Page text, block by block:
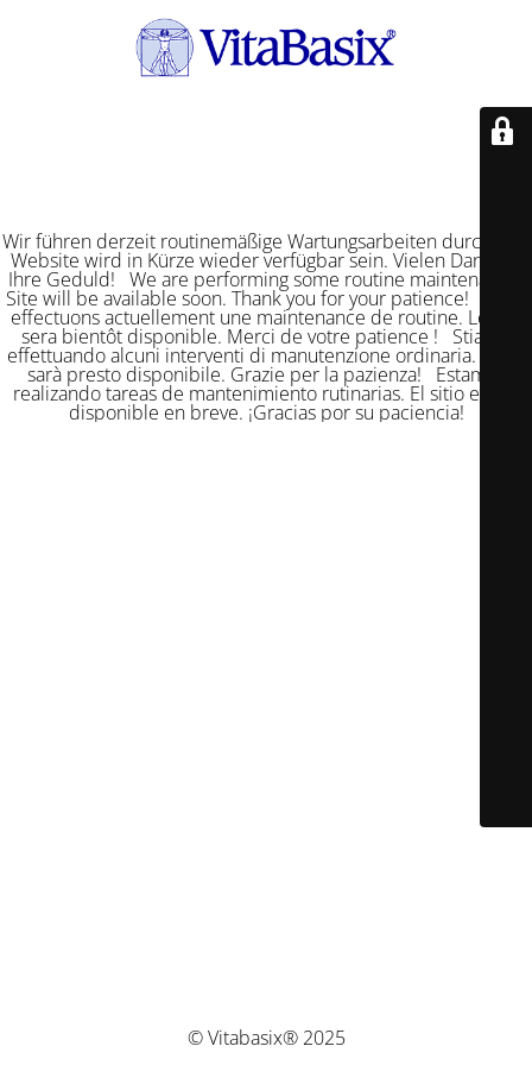
Wir führen derzeit routinemäßige Wartungsarbeiten durch. Die
Website wird in Kürze wieder verfügbar sein. Vielen Dank für
Ihre Geduld! We are performing some routine maintenance.
Site will be available soon. Thank you for your patience! Nous
effectuons actuellement une maintenance de routine. Le site
sera bientôt disponible. Merci de votre patience ! Stiamo
effettuando alcuni interventi di manutenzione ordinaria. Il sito
sarà presto disponibile. Grazie per la pazienza! Estamos
realizando tareas de mantenimiento rutinarias. El sitio estará
disponible en breve. ¡Gracias por su paciencia!
© Vitabasix® 2025